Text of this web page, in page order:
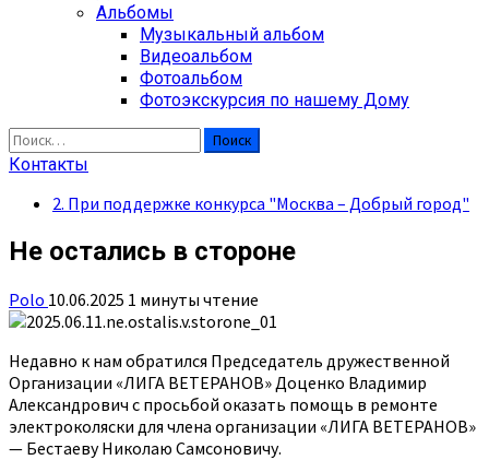
Альбомы
Музыкальный альбом
Видеоальбом
Фотоальбом
Фотоэкскурсия по нашему Дому
Найти:
Контакты
2. При поддержке конкурса "Москва – Добрый город"
Не остались в стороне
Polo 10.06.2025 1 минуты чтение
Недавно к нам обратился Председатель дружественной
Организации «ЛИГА ВЕТЕРАНОВ» Доценко Владимир
Александрович с просьбой оказать помощь в ремонте
электроколяски для члена организации «ЛИГА ВЕТЕРАНОВ»
— Бестаеву Николаю Самсоновичу.